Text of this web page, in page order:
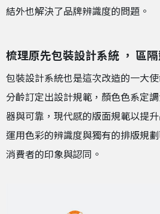
結外也解決了品牌辨識度的問題。
梳理原先包裝設計系統 ， 區
包裝設計系統也是這次改造的一大
分齡訂定出設計規範，顏色色系定
器與可靠，現代感的版面規範以提
運用色彩的辨識度與獨有的排版規
消費者的印象與認同。